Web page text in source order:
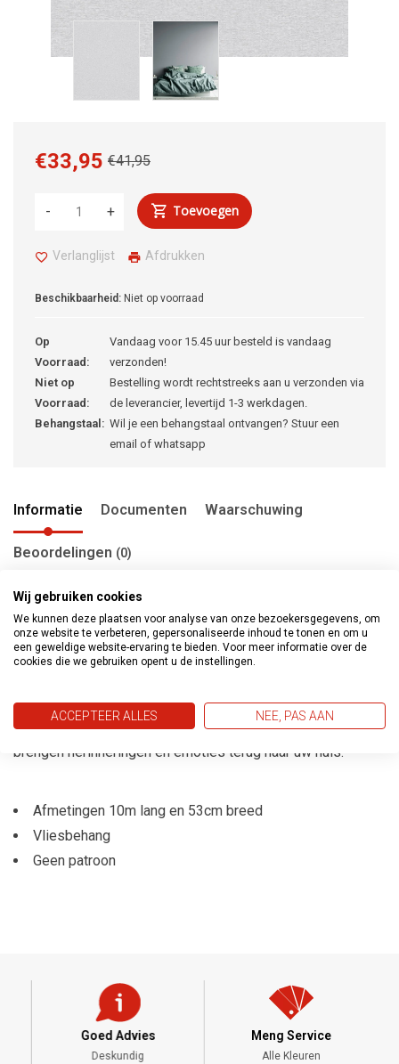
€41,95
€33,95
+
- Toevoegen
Verlanglijst Afdrukken
Beschikbaarheid: Niet op voorraad
Op
Voorraad:
Vandaag voor 15.45 uur besteld is vandaag
verzonden!
Niet op
Voorraad:
Bestelling wordt rechtstreeks aan u verzonden via
de leverancier, levertijd 1-3 werkdagen.
Behangstaal: Wil je een behangstaal ontvangen? Stuur een
email of whatsapp
Informatie Documenten Waarschuwing
Beoordelingen (0)
Metropolitan stories Travel Styles gaat verder met het
ontdekken van de wereld door middel van vijf
en prachtige ervaringen van verre landen, steden en
culturen. De nieuwe expressieve kleuren en patronen
brengen herinneringen en emoties terug naar uw huis.
Afmetingen 10m lang en 53cm breed
Vliesbehang
Geen patroon
Goed Advies
Deskundig
Meng Service
Alle Kleuren
Wij gebruiken cookies
We kunnen deze plaatsen voor analyse van onze bezoekersgegevens, om
onze website te verbeteren, gepersonaliseerde inhoud te tonen en om u
een geweldige website-ervaring te bieden. Voor meer informatie over de
cookies die we gebruiken opent u de instellingen.
ACCEPTEER ALLES NEE, PAS AAN